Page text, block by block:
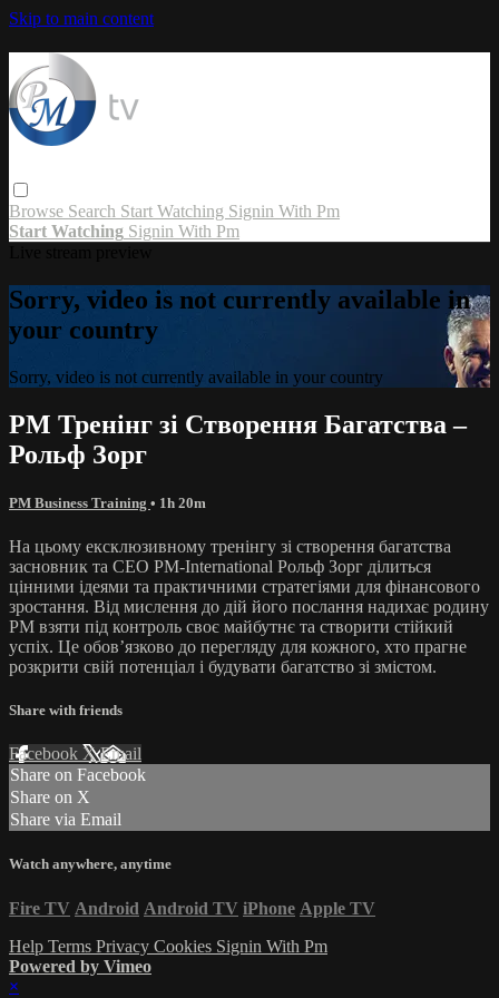
Skip to main content
Browse Search Start Watching Signin With Pm
Start Watching Signin With Pm
Sorry, video is not currently available in
your country
Sorry, video is not currently available in your country
PM Тренінг зі Створення Багатства –
Рольф Зорг
PM Business Training • 1h 20m
На цьому ексклюзивному тренінгу зі створення багатства
засновник та CEO PM-International Рольф Зорг ділиться
цінними ідеями та практичними стратегіями для фінансового
зростання. Від мислення до дій його послання надихає родину
PM взяти під контроль своє майбутнє та створити стійкий
успіх. Це обов’язково до перегляду для кожного, хто прагне
розкрити свій потенціал і будувати багатство зі змістом.
Share with friends
Facebook XEmail
Share on Facebook
Share on X
Share via Email
Watch anywhere, anytime
Fire TV Android Android TV iPhone Apple TV
Help Terms Privacy Cookies Signin With Pm
Powered by Vimeo
×